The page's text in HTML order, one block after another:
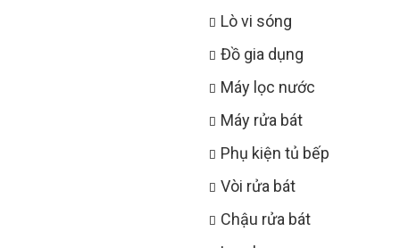
Lò vi sóng
Đồ gia dụng
Máy lọc nước
Máy rửa bát
Phụ kiện tủ bếp
Vòi rửa bát
Chậu rửa bát